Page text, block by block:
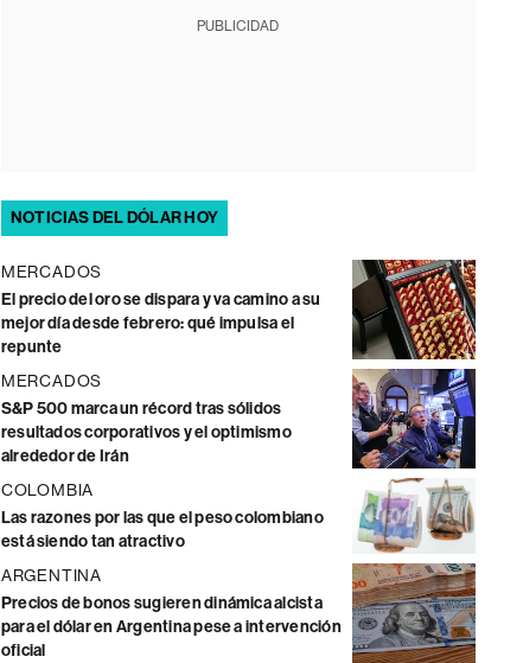
PUBLICIDAD
NOTICIAS DEL DÓLAR HOY
MERCADOS
El precio del oro se dispara y va camino a su
mejor día desde febrero: qué impulsa el
repunte
MERCADOS
S&P 500 marca un récord tras sólidos
resultados corporativos y el optimismo
alrededor de Irán
COLOMBIA
Las razones por las que el peso colombiano
está siendo tan atractivo
ARGENTINA
Precios de bonos sugieren dinámica alcista
para el dólar en Argentina pese a intervención
oficial